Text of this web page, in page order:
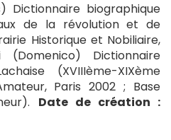
Dictionnaire biographique
de la révolution et de
Historique et Nobiliaire,
Dictionnaire
(XVIIIème-XIXème
Paris 2002 ; Base
Date de création :